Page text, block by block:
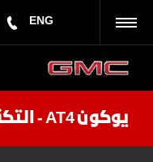
ENG
يوكون AT4 - التكنولوجيا 2024